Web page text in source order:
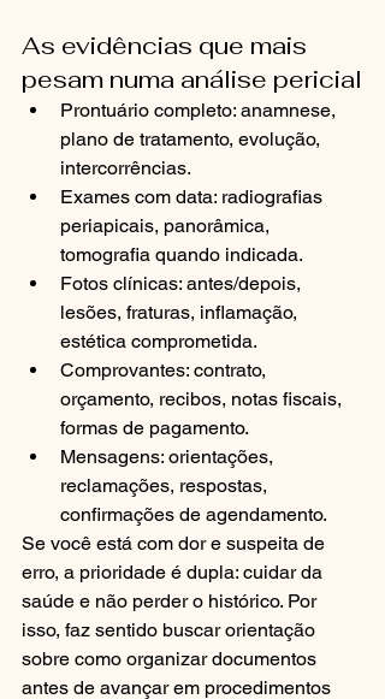
As evidências que mais
pesam numa análise pericial
Prontuário completo: anamnese,
plano de tratamento, evolução,
intercorrências.
Exames com data: radiografias
periapicais, panorâmica,
tomografia quando indicada.
Fotos clínicas: antes/depois,
lesões, fraturas, inflamação,
estética comprometida.
Comprovantes: contrato,
orçamento, recibos, notas fiscais,
formas de pagamento.
Mensagens: orientações,
reclamações, respostas,
confirmações de agendamento.
Se você está com dor e suspeita de
erro, a prioridade é dupla: cuidar da
saúde e não perder o histórico. Por
isso, faz sentido buscar orientação
sobre como organizar documentos
antes de avançar em procedimentos